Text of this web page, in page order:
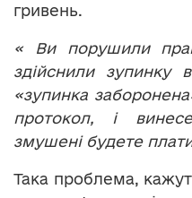
гривень.
« Ви порушили
здійснили зупинку
«зупинка
протокол, і
змушені будете
Така проблема,